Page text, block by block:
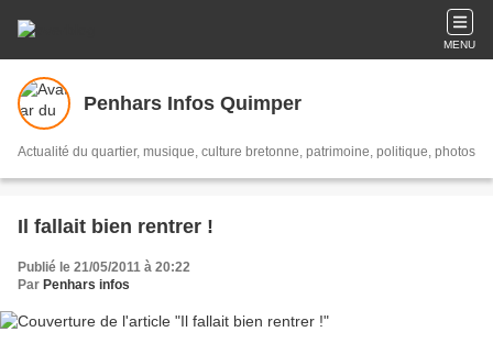
MENU
Penhars Infos Quimper
Actualité du quartier, musique, culture bretonne, patrimoine, politique, photos
Il fallait bien rentrer !
Publié le 21/05/2011 à 20:22
Par Penhars infos